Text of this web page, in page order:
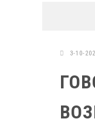
3-10-